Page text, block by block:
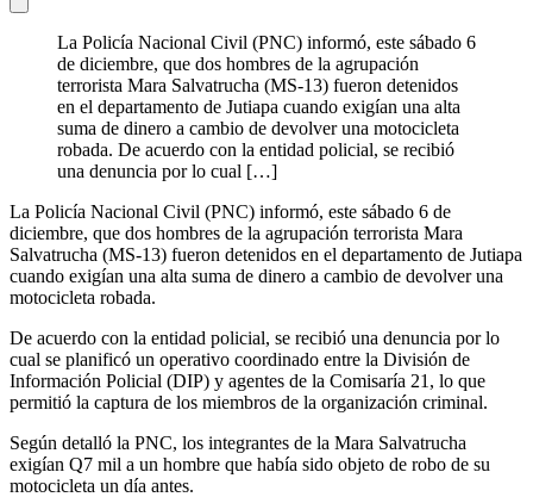
La Policía Nacional Civil (PNC) informó, este sábado 6
de diciembre, que dos hombres de la agrupación
terrorista Mara Salvatrucha (MS-13) fueron detenidos
en el departamento de Jutiapa cuando exigían una alta
suma de dinero a cambio de devolver una motocicleta
robada. De acuerdo con la entidad policial, se recibió
una denuncia por lo cual […]
La Policía Nacional Civil (PNC) informó, este sábado 6 de
diciembre, que dos hombres de la agrupación terrorista Mara
Salvatrucha (MS-13) fueron detenidos en el departamento de Jutiapa
cuando exigían una alta suma de dinero a cambio de devolver una
motocicleta robada.
De acuerdo con la entidad policial, se recibió una denuncia por lo
cual se planificó un operativo coordinado entre la División de
Información Policial (DIP) y agentes de la Comisaría 21, lo que
permitió la captura de los miembros de la organización criminal.
Según detalló la PNC, los integrantes de la Mara Salvatrucha
exigían Q7 mil a un hombre que había sido objeto de robo de su
motocicleta un día antes.